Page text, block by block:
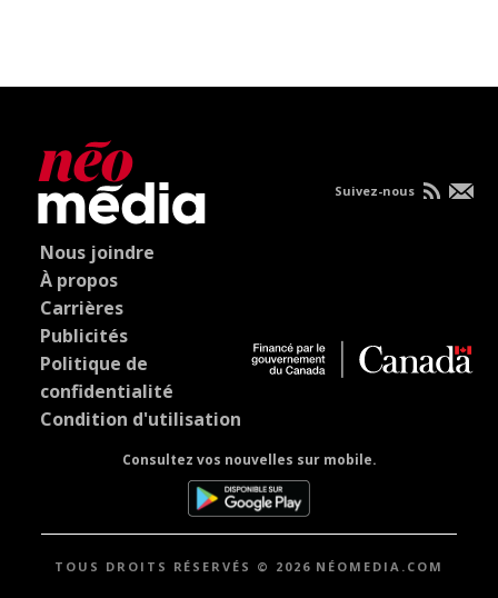
Nous joindre
À propos
Carrières
Publicités
Politique de
confidentialité
Condition d'utilisation
Consultez vos nouvelles sur mobile.
Suivez-nous
TOUS DROITS RÉSERVÉS © 2026 NÉOMEDIA.COM